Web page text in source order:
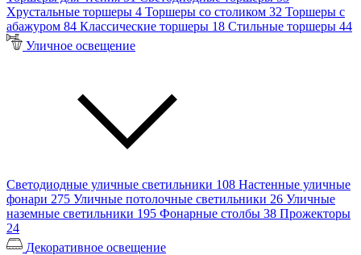
Хрустальные торшеры 4 Торшеры со столиком 32 Торшеры с
абажуром 84 Классические торшеры 18 Стильные торшеры 44
Уличное освещение
Светодиодные уличные светильники 108 Настенные уличные
фонари 275 Уличные потолочные светильники 26 Уличные
наземные светильники 195 Фонарные столбы 38 Прожекторы
24
Декоративное освещение